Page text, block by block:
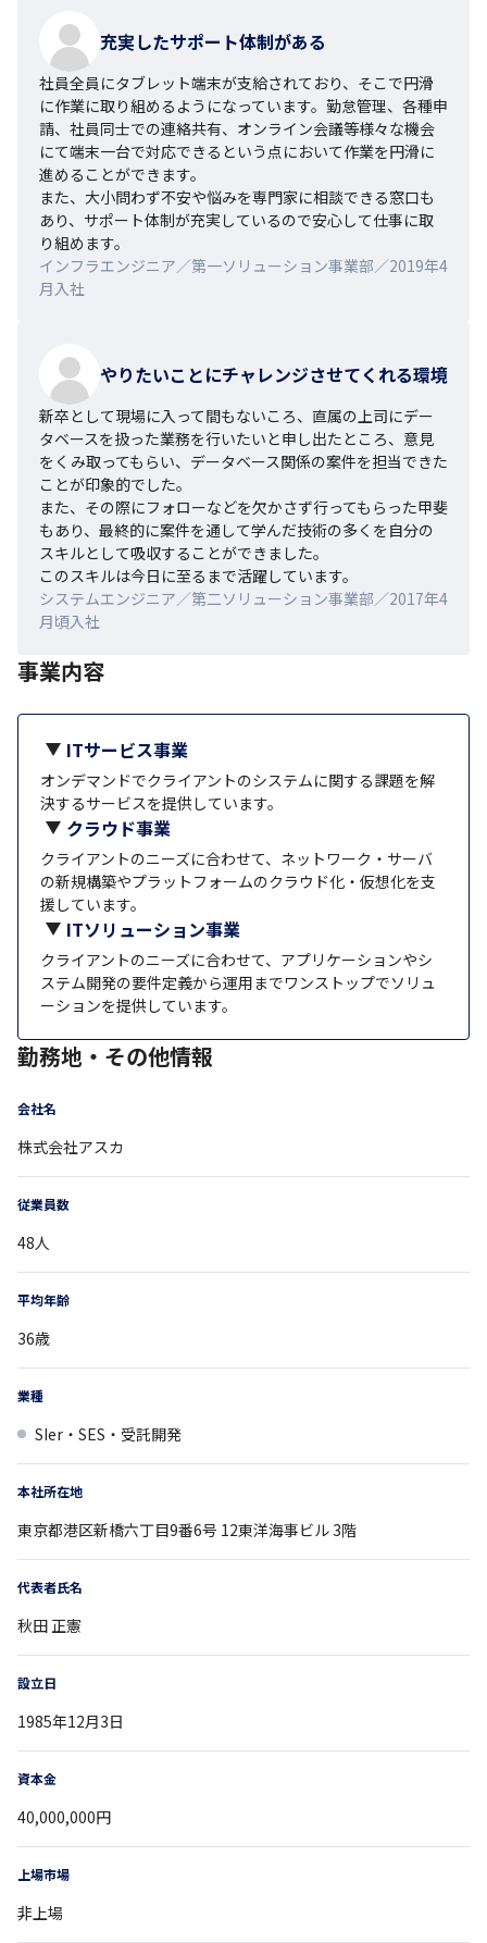
充実したサポート体制がある
社員全員にタブレット端末が支給されており、そこで円滑
に作業に取り組めるようになっています。勤怠管理、各種申
請、社員同士での連絡共有、オンライン会議等様々な機会
にて端末一台で対応できるという点において作業を円滑に
進めることができます。
また、大小問わず不安や悩みを専門家に相談できる窓口も
あり、サポート体制が充実しているので安心して仕事に取
り組めます。
インフラエンジニア／第一ソリューション事業部／2019年4
月入社
やりたいことにチャレンジさせてくれる環境
新卒として現場に入って間もないころ、直属の上司にデー
タベースを扱った業務を行いたいと申し出たところ、意見
をくみ取ってもらい、データベース関係の案件を担当できた
ことが印象的でした。
また、その際にフォローなどを欠かさず行ってもらった甲斐
もあり、最終的に案件を通して学んだ技術の多くを自分の
スキルとして吸収することができました。
このスキルは今日に至るまで活躍しています。
システムエンジニア／第二ソリューション事業部／2017年4
月頃入社
事業内容
ITサービス事業
オンデマンドでクライアントのシステムに関する課題を解
決するサービスを提供しています。
クラウド事業
クライアントのニーズに合わせて、ネットワーク・サーバ
の新規構築やプラットフォームのクラウド化・仮想化を支
援しています。
ITソリューション事業
クライアントのニーズに合わせて、アプリケーションやシ
ステム開発の要件定義から運用までワンストップでソリュ
ーションを提供しています。
勤務地・その他情報
会社名
株式会社アスカ
従業員数
48人
平均年齢
36歳
業種
SIer・SES・受託開発
本社所在地
東京都港区新橋六丁目9番6号 12東洋海事ビル 3階
代表者氏名
秋田 正憲
設立日
1985年12月3日
資本金
40,000,000円
上場市場
非上場